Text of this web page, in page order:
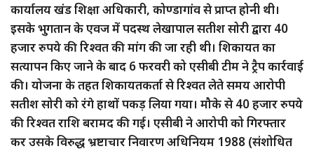
कार्यालय खंड शिक्षा अधिकारी, कोण्डागांव से प्राप्त होनी थी।
इसके भुगतान के एवज में पदस्थ लेखापाल सतीश सोरी द्वारा 40
हजार रुपये की रिश्वत की मांग की जा रही थी। शिकायत का
सत्यापन किए जाने के बाद 6 फरवरी को एसीबी टीम ने ट्रैप कार्रवाई
की। योजना के तहत शिकायतकर्ता से रिश्वत लेते समय आरोपी
सतीश सोरी को रंगे हाथों पकड़ लिया गया। मौके से 40 हजार रुपये
की रिश्वत राशि बरामद की गई। एसीबी ने आरोपी को गिरफ्तार
कर उसके विरुद्ध भ्रष्टाचार निवारण अधिनियम 1988 (संशोधित